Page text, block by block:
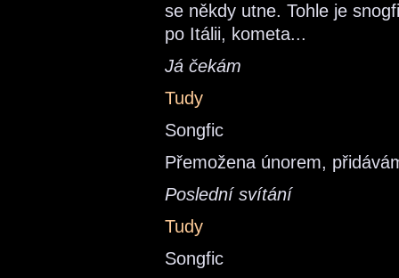
se někdy utne. Tohle je
po Itálii, kometa...
Já čekám
Tudy
Songfic
Přemožena únorem,
Poslední svítání
Tudy
Songfic